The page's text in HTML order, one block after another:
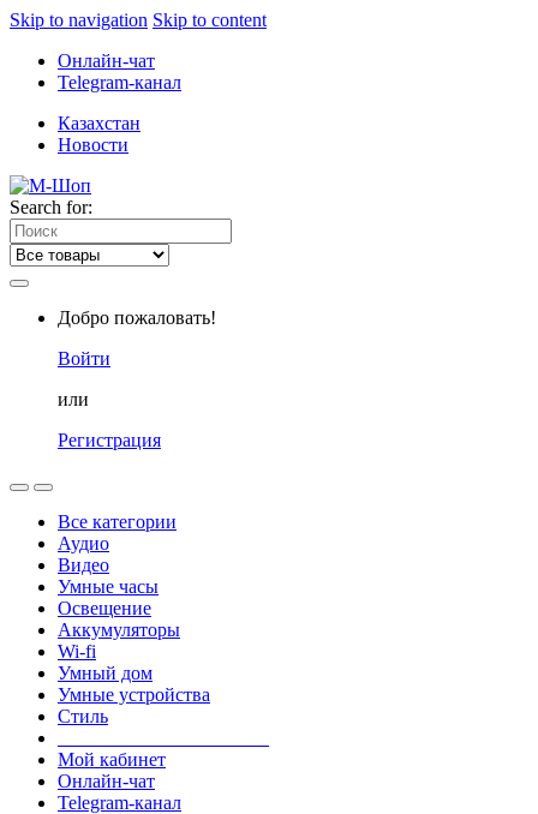
Skip to navigation Skip to content
Онлайн-чат
Telegram-канал
Казахстан
Новости
Search for:
Добро пожаловать!
Войти
или
Регистрация
Все категории
Аудио
Видео
Умные часы
Освещение
Аккумуляторы
Wi-fi
Умный дом
Умные устройства
Стиль
Мой кабинет
Онлайн-чат
Telegram-канал